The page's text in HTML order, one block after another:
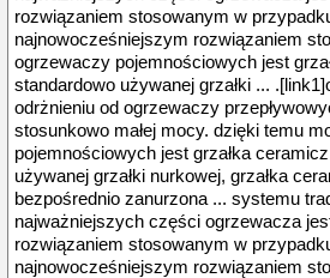
rozwiązaniem stosowanym w
najnowocześniejszym rozwiązaniem
ogrzewaczy pojemnościowych jest
standardowo używanej grzałki ...
odrżnieniu od ogrzewaczy
stosunkowo małej mocy. dzięki temu
pojemnościowych jest grzałka
używanej grzałki nurkowej, grzałka
bezpośrednio zanurzona ... systemu
najważniejszych części ogrzewacza
rozwiązaniem stosowanym w
najnowocześniejszym rozwiązaniem